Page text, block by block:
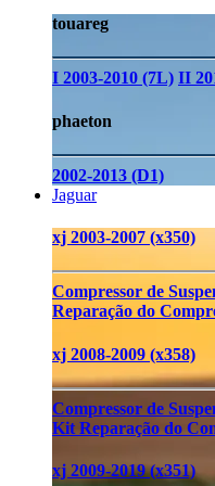
touareg
I 2003-2010 (7L) II
phaeton
2002-2013 (D1)
Jaguar
xj 2003-2007 (x350)
Compressor de
Reparação do
xj 2008-2009 (x358)
Compressor de
Kit Reparação do
xj 2009-2019 (x351)